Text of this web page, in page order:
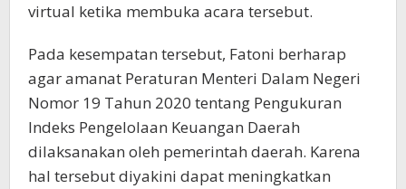
virtual ketika membuka acara tersebut.
Pada kesempatan tersebut, Fatoni berharap
agar amanat Peraturan Menteri Dalam Negeri
Nomor 19 Tahun 2020 tentang Pengukuran
Indeks Pengelolaan Keuangan Daerah
dilaksanakan oleh pemerintah daerah. Karena
hal tersebut diyakini dapat meningkatkan